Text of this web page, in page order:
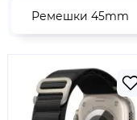
Ремешки 45mm